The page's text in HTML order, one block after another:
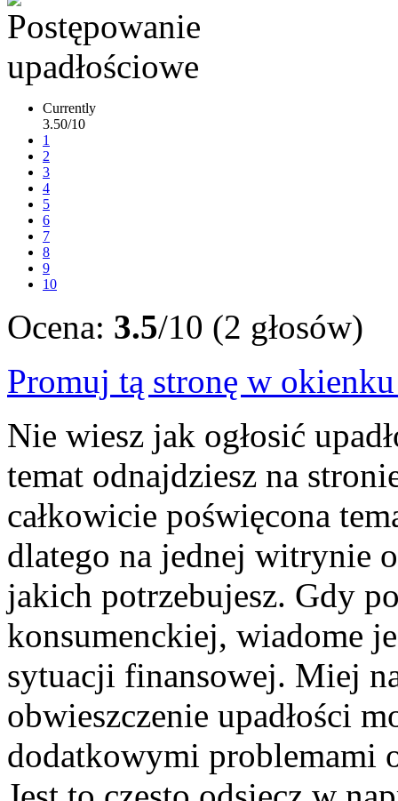
Currently
3.50/10
1
2
3
4
5
6
7
8
9
10
Ocena: 3.5/10 (2 głosów)
Promuj tą stronę w
Nie wiesz jak ogłosić
temat odnajdziesz na
całkowicie poświęcona
dlatego na jednej witrynie
jakich potrzebujesz. Gdy
konsumenckiej, wiadome
sytuacji finansowej. Miej
obwieszczenie upadłości
dodatkowymi problemami